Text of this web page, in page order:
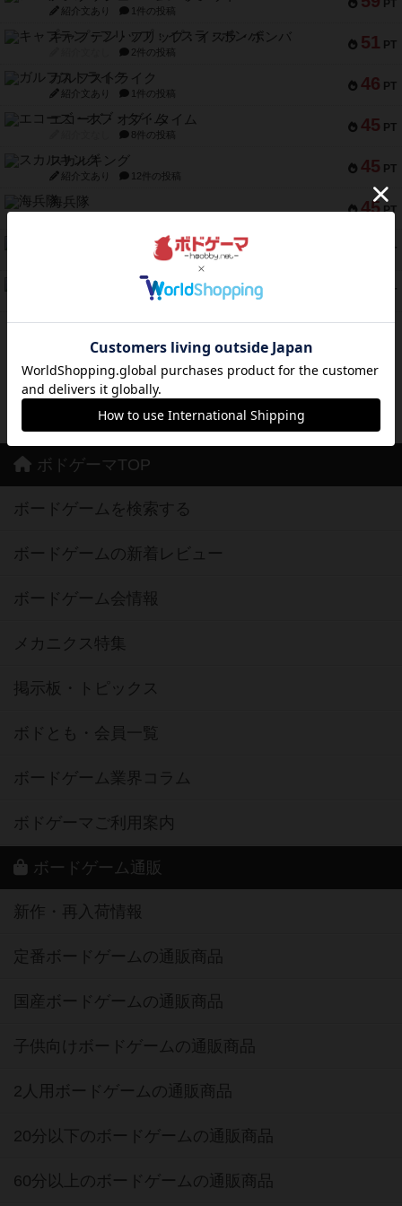
PT
紹介文あり 1件の投稿
51 PT
キャプテン・フリップ：イスラ・ボンバ
2件の投稿
46 PT
ガルフストライク
紹介文あり 1件の投稿
45 PT
エコーズ・オブ・タイム
8件の投稿
45 PT
スカルキング
紹介文あり 12件の投稿
45 PT
海兵隊
PT
Bitter End ブタペスト救出作戦
1件の投稿
PT
10件の投稿
※App Store は、Apple Inc.のサービスマークです。
※Android は、グーグル インコーポレイテッドの商標または登録商標です。
※Google Play とそのロゴは、Google Inc.の商標または登録商標です。
ボドゲーマTOP
ボードゲームを検索する
ボードゲームの新着レビュー
ボードゲーム会情報
メカニクス特集
掲示板・トピックス
ボドとも・会員一覧
ボードゲーム業界コラム
ボドゲーマご利用案内
ボードゲーム通販
新作・再入荷情報
定番ボードゲームの通販商品
国産ボードゲームの通販商品
子供向けボードゲームの通販商品
2人用ボードゲームの通販商品
20分以下のボードゲームの通販商品
60分以上のボードゲームの通販商品